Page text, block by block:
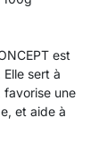
est
sert à
favorise une
et aide à